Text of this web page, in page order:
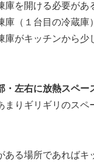
庫を開ける必要があ
庫（１台目の冷蔵庫
庫がキッチンから少
・左右に放熱スペー
まりギリギリのスペ
ある場所であればキ